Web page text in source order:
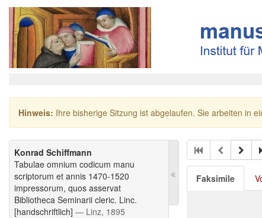
Hinweis: Ihre bisherige Sitzung ist abgelaufen. Sie arbeiten in
Konrad Schiffmann
Tabulae omnium codicum manu
scriptorum et annis 1470-1520
impressorum, quos asservat
Bibliotheca Seminarii cleric. Linc.
[handschriftlich] — Linz, 1895
Faksimile